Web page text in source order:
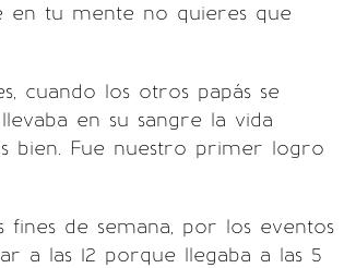
en tu mente no quieres que
cuando los otros papás se
en su sangre la vida
bien. Fue nuestro primer logro
fines de semana, por los eventos
a las 12 porque llegaba a las 5